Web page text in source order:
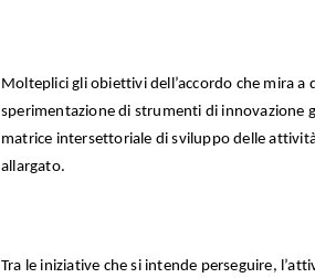
Molteplici gli obiettivi dell’accordo che mira
sperimentazione di strumenti di innovazione
matrice intersettoriale di sviluppo delle
allargato.
Tra le iniziative che si intende perseguire,